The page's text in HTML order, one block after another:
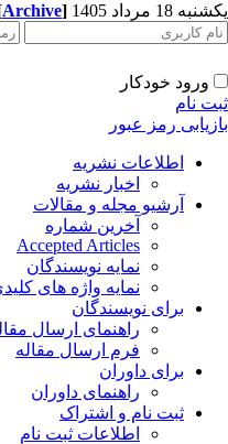
18 مرداد 1405 [Archive]
ورود خودکار
نام
رمز عبور
اطلاعات نشریه
اخبار نشریه
آرشیو مجله و مقالات
آخرین شماره
Accepted Articles
نمایه نویسندگان
نمایه واژه های کلیدی
برای نویسندگان
راهنمای ارسال مقاله
فرم ارسال مقاله
برای داوران
راهنمای داوران
ثبت نام و اشتراک
اطلاعات ثبت نام